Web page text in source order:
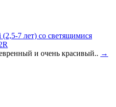
7 лет) со светящимися
и очень красивый.. →